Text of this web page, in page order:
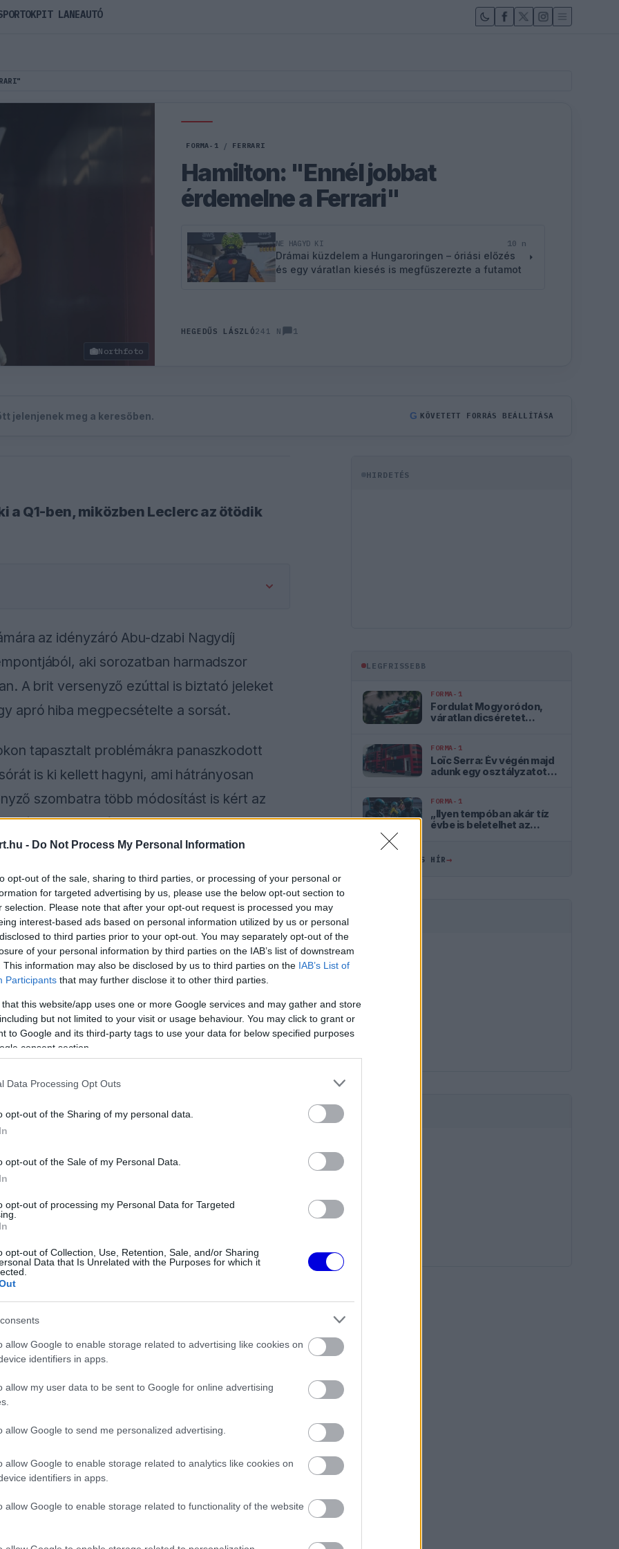
- Do Not Process My Personal Information
opt-out of the sale, sharing to third parties, or processing of your personal or
for targeted advertising by us, please use the below opt-out section to
selection. Please note that after your opt-out request is processed you may
interest-based ads based on personal information utilized by us or personal
to third parties prior to your opt-out. You may separately opt-out of the
of your personal information by third parties on the IAB’s list of downstream
This information may also be disclosed by us to third parties on the IAB’s List of
Participants that may further disclose it to other third parties.
that this website/app uses one or more Google services and may gather and store
but not limited to your visit or usage behaviour. You may click to grant or
to Google and its third-party tags to use your data for below specified purposes
consent section.
Data Processing Opt Outs
opt-out of the Sharing of my personal data.
opt-out of the Sale of my Personal Data.
opt-out of processing my Personal Data for Targeted
opt-out of Collection, Use, Retention, Sale, and/or Sharing
Data that Is Unrelated with the Purposes for which it
allow Google to enable storage related to advertising like cookies on
identifiers in apps.
allow my user data to be sent to Google for online advertising
allow Google to send me personalized advertising.
allow Google to enable storage related to analytics like cookies on
identifiers in apps.
allow Google to enable storage related to functionality of the website
Northfoto
FORMA-1 / FERRARI
Hamilton: "Ennél jobbat
érdemelne a Ferrari"
NE HAGYD KI 10 n
Drámai küzdelem a Hungaroringen – óriási előzés
és egy váratlan kiesés is megfűszerezte a futamot
HEGEDŰS LÁSZLÓ241 N 1
jelenjenek meg a keresőben. G KÖVETETT FORRÁS BEÁLLÍTÁSA
Q1-ben, miközben Leclerc az ötödik
az idényzáró Abu-dzabi Nagydíj
aki sorozatban harmadszor
A brit versenyző ezúttal is biztató jeleket
apró hiba megpecsételte a sorsát.
tapasztalt problémákra panaszkodott
is ki kellett hagyni, ami hátrányosan
szombatra több módosítást is kért az
bár az SF25 még mindig nehezen
így is bejutott a Q3-ba, és végül az
the server or network failed or because the
supported.
szabadedzés első felében még
után a falban végezte, amikor elvesztette
Ferrariszerelői időben összerakták az SF25-
elkövetett egy kisebb hibát a pálya
ismét a Q1-ben búcsúzzon.
vallott
FORMA-1
HIRDETÉS
LEGFRISSEBB
FORMA-1
Fordulat Mogyoródon,
váratlan dicséretet
FORMA-1
Loïc Serra: Év végén majd
adunk egy osztályzatot
FORMA-1
„Ilyen tempóban akár tíz
évbe is beletelhet az
ÖSSZES FRISS HÍR→
PIT LANEAUTÓ